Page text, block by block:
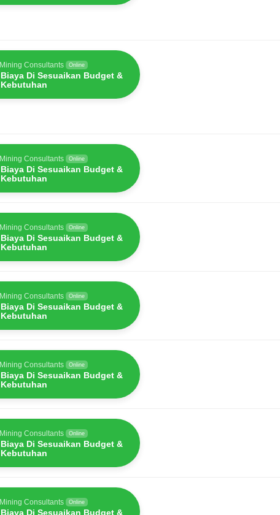
Mining Consultants Online
Biaya Di Sesuaikan Budget &
Kebutuhan
Mining Consultants Online
Biaya Di Sesuaikan Budget &
Kebutuhan
Mining Consultants Online
Biaya Di Sesuaikan Budget &
Kebutuhan
Mining Consultants Online
Biaya Di Sesuaikan Budget &
Kebutuhan
Mining Consultants Online
Biaya Di Sesuaikan Budget &
Kebutuhan
Mining Consultants Online
Biaya Di Sesuaikan Budget &
Kebutuhan
Mining Consultants Online
Biaya Di Sesuaikan Budget &